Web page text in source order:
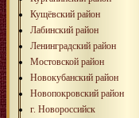
Кущёвский район
Лабинский район
Ленинградский район
Мостовской район
Новокубанский район
Новопокровский район
г. Новороссийск